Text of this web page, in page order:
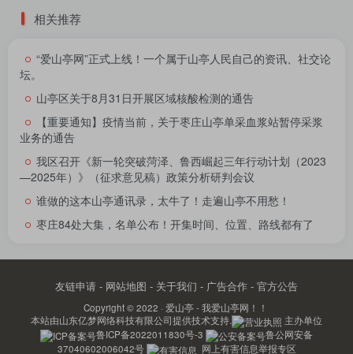
相关推荐
“爱山亭网”正式上线！一个属于山亭人民自己的资讯、社交论
坛。
山亭区关于8月31日开展区域核酸检测的通告
【重要通知】疫情当前，关于枣庄山亭单采血浆站暂停采浆
业务的通告
我区召开《新一轮突破菏泽、鲁西崛起三年行动计划（2023
—2025年）》（征求意见稿）政策分析研判会议
谁做的这本山亭通讯录，太牛了！走遍山亭不用愁！
枣庄84处大集，名单公布！开集时间、位置、路线都有了
友链申请 - 网站地图 - 关于我们 - 广告合作 - 官方公告
Copyright © 2022 · 爱山亭 - 我爱山亭网！！
本站由山东亿梦网络科技有限公司提供技术支持.
主办单位
鲁ICP备2022011830号-3
鲁公网安备
37040602006042号
网上有害信息举报专区